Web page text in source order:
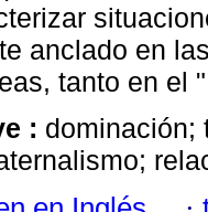
anclado en
tanto en el
: dominación;